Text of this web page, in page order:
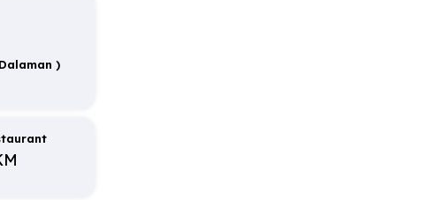
2
Villanın bahçe katında yer almaktadır.
)